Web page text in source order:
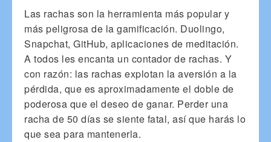
Las rachas son la herramienta más popular y
más peligrosa de la gamificación. Duolingo,
Snapchat, GitHub, aplicaciones de meditación.
A todos les encanta un contador de rachas. Y
con razón: las rachas explotan la aversión a la
pérdida, que es aproximadamente el doble de
poderosa que el deseo de ganar. Perder una
racha de 50 días se siente fatal, así que harás lo
que sea para mantenerla.